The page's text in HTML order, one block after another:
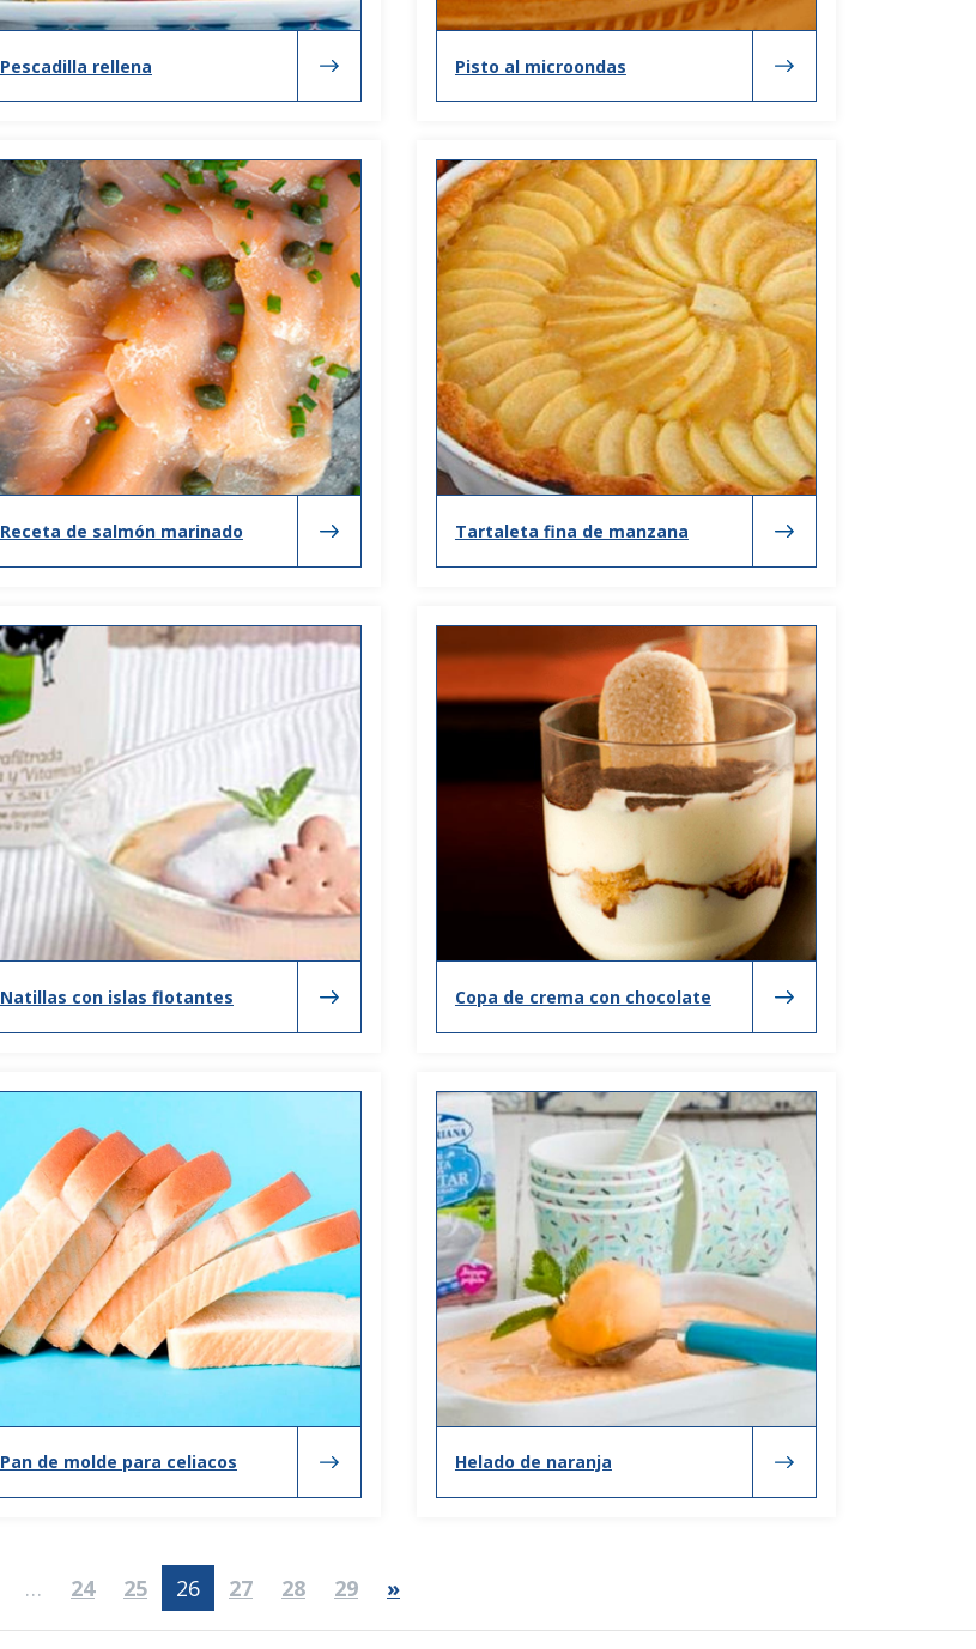
Pescadilla rellena Pisto al microondas
Receta de salmón marinado Tartaleta fina de manzana
Natillas con islas flotantes Copa de crema con chocolate
Pan de molde para celiacos Helado de naranja
… 24 25 26 27 28 29 »